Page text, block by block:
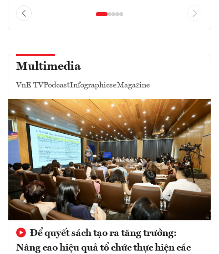
Multimedia
VnE TVPodcastInfographicseMagazine
Để quyết sách tạo ra tăng trưởng:
Nâng cao hiệu quả tổ chức thực hiện các